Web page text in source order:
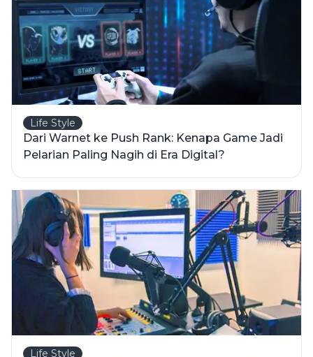
Life Style
Dari Warnet ke Push Rank: Kenapa Game Jadi
Pelarian Paling Nagih di Era Digital?
Life Style